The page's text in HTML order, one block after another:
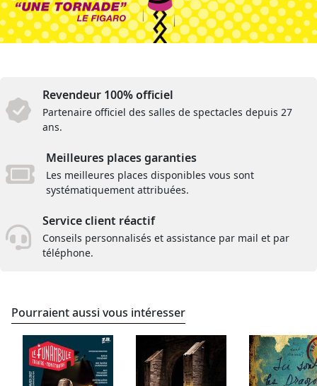
Revendeur 100% officiel
Partenaire officiel des salles de spectacles depuis 27
ans.
Meilleures places garanties
Les meilleures places disponibles vous sont
systématiquement attribuées.
Service client réactif
Conseils personnalisés et assistance par mail et par
téléphone.
Pourraient aussi vous intéresser